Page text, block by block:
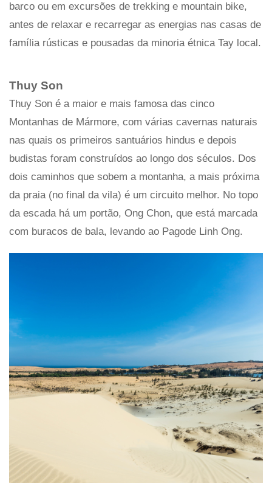
barco ou em excursões de trekking e mountain bike,
antes de relaxar e recarregar as energias nas casas de
família rústicas e pousadas da minoria étnica Tay local.
Thuy Son
Thuy Son é a maior e mais famosa das cinco
Montanhas de Mármore, com várias cavernas naturais
nas quais os primeiros santuários hindus e depois
budistas foram construídos ao longo dos séculos. Dos
dois caminhos que sobem a montanha, a mais próxima
da praia (no final da vila) é um circuito melhor. No topo
da escada há um portão, Ong Chon, que está marcada
com buracos de bala, levando ao Pagode Linh Ong.